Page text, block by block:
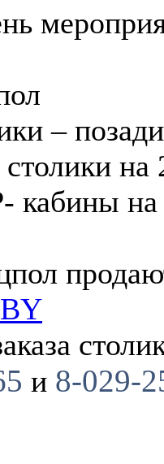
–
кабины
и 8-029-